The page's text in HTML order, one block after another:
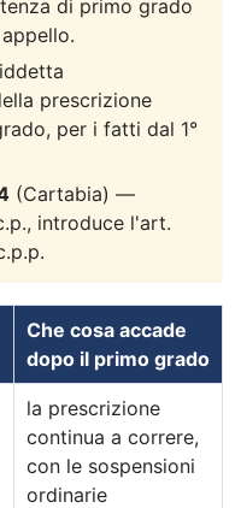
di primo grado
prescrizione
per i fatti dal 1°
(Cartabia) —
introduce l'art.
Che cosa accade
dopo il primo grado
la prescrizione
continua a correre,
con le sospensioni
ordinarie